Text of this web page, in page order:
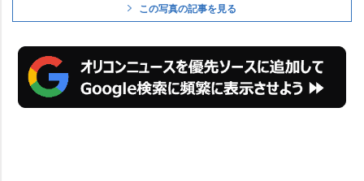
この写真の記事を見る